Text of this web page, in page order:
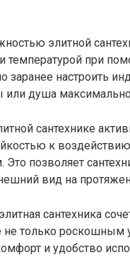
элитной
температурой при
настроить
или душа
сантехнике
к
позволяет
вид на
сантехника
не только
и удобство